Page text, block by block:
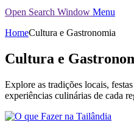
Open Search Window Menu
HomeCultura e Gastronomia
Cultura e
Explore as tradições locais,
experiências culinárias de cada